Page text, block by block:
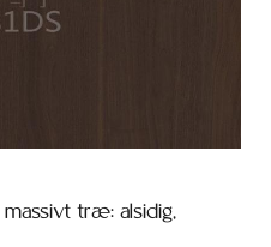
træ: alsidig,